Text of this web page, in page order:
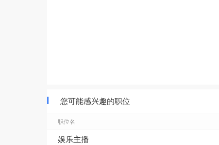
您可能感兴趣的职位
职位名
娱乐主播